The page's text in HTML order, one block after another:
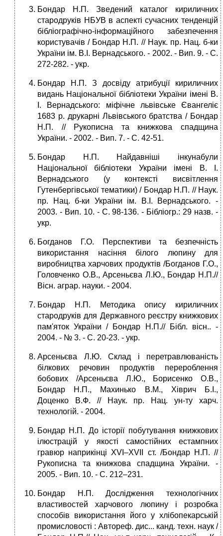
Бондар Н.П. Зведений каталог кириличних
стародруків НБУВ в аспекті сучасних тенденцій
бібліографічно-інформаційного забезпечення
користувачів / Бондар Н.П. // Наук. пр. Нац. б-ки
України ім. В.І. Вернадського. - 2002. - Вип. 9. - С.
272-282. - укp.
Бондар Н.П. З досвіду атрибуції кириличних
видань Національної бібліотеки України імені В.
І. Вернадського: міфічне львівське Євангеліє
1683 р. друкарні Львівського братства / Бондар
Н.П. // Рукописна та книжкова спадщина
України. - 2002. - Вип. 7. - С. 42-51.
Бондар Н.П. Найдавніші інкунабули
Національної бібліотеки України імені В. І.
Вернадського (у контексті висвітлення
Гутенбергівської тематики) / Бондар Н.П. // Наук.
пр. Нац. б-ки України ім. В.І. Вернадського. -
2003. - Вип. 10. - С. 98-136. - Бібліогр.: 29 назв. -
укp.
Богданов Г.О. Перспективи та безпечність
використання насіння білого люпину для
виробництва харчових продуктів /Богданов Г.О.,
Головченко О.В., Арсеньєва Л.Ю., Бондар Н.П.//
Вісн. аграр. науки. - 2004.
Бондар Н.П. Методика опису кириличних
стародруків для Державного реєстру книжкових
пам'яток України / Бондар Н.П.// Бібл. вісн.. -
2004. - № 3. - С. 20-23. - укp.
Арсеньєва Л.Ю. Склад і перетравлюваність
білкових речовин продуктів перероблення
бобових /Арсеньєва Л.Ю., Борисенко О.В.,
Бондар Н.П., Махинько В.М., Хіврич Б.І.,
Доценко В.Ф. // Наук. пр. Нац. ун-ту харч.
технологій. - 2004.
Бондар Н.П. До історії побутування книжкових
ілюстрацій у якості самостійних естампних
гравюр наприкінці XVI–XVII ст. /Бондар Н.П. //
Рукописна та книжкова спадщина України. -
2005. - Вип. 10. - С. 212–231.
Бондар Н.П. Дослідження технологічних
властивостей харчового люпину і розробка
способів використання його у хлібопекарській
промисловості : Автореф. дис... канд. техн. наук /